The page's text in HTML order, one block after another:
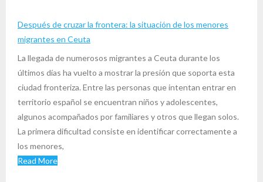
Después de cruzar la frontera: la situación de los menores
migrantes en Ceuta
La llegada de numerosos migrantes a Ceuta durante los
últimos días ha vuelto a mostrar la presión que soporta esta
ciudad fronteriza. Entre las personas que intentan entrar en
territorio español se encuentran niños y adolescentes,
algunos acompañados por familiares y otros que llegan solos.
La primera dificultad consiste en identificar correctamente a
los menores,
Read More